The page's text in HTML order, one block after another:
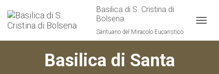
Basilica di S. Cristina di
Bolsena
Santuario del Miracolo Eucaristico
Basilica di Santa